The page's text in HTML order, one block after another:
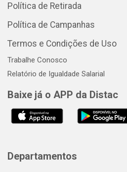
Política de Retirada
Política de Campanhas
Termos e Condições de Uso
Trabalhe Conosco
Relatório de Igualdade Salarial
Baixe já o APP da Distac
Departamentos